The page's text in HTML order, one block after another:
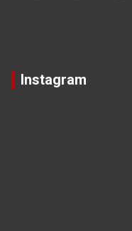
Instagram